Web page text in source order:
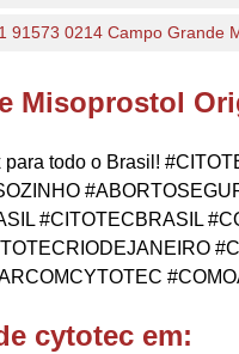
91573 0214 Campo Grande
Misoprostol
para todo o Brasil!
#CITOTECBRASIL
cytotec em: